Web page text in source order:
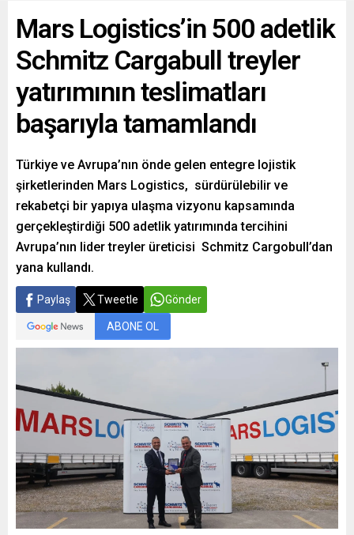
Mars Logistics’in 500 adetlik
Schmitz Cargabull treyler
yatırımının teslimatları
başarıyla tamamlandı
Türkiye ve Avrupa’nın önde gelen entegre lojistik
şirketlerinden Mars Logistics, sürdürülebilir ve
rekabetçi bir yapıya ulaşma vizyonu kapsamında
gerçekleştirdiği 500 adetlik yatırımında tercihini
Avrupa’nın lider treyler üreticisi Schmitz Cargobull’dan
yana kullandı.
Paylaş Tweetle Gönder
ABONE OL